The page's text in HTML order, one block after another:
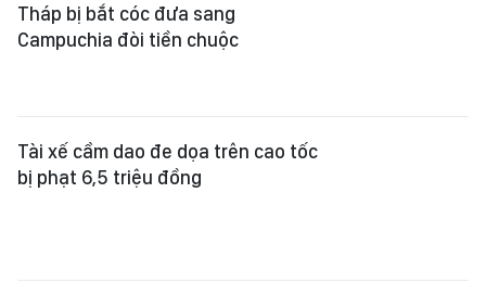
Tháp bị bắt cóc đưa sang
Campuchia đòi tiền chuộc
Tài xế cầm dao đe dọa trên cao tốc
bị phạt 6,5 triệu đồng